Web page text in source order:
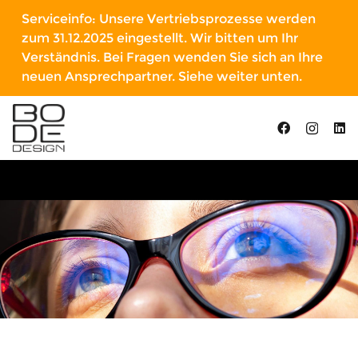
Serviceinfo: Unsere Vertriebsprozesse werden
zum 31.12.2025 eingestellt. Wir bitten um Ihr
Verständnis. Bei Fragen wenden Sie sich an Ihre
neuen Ansprechpartner. Siehe weiter unten.